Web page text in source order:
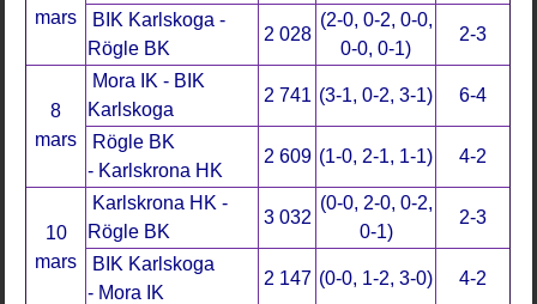
mars
BIK Karlskoga -
Rögle BK
2 028
(2-0, 0-2, 0-0,
0-0, 0-1)
2-3
8
mars
Mora IK - BIK
Karlskoga
2 741 (3-1, 0-2, 3-1) 6-4
Rögle BK
- Karlskrona HK
2 609 (1-0, 2-1, 1-1) 4-2
10
mars
Karlskrona HK -
Rögle BK
3 032
(0-0, 2-0, 0-2,
0-1)
2-3
BIK Karlskoga
- Mora IK
2 147 (0-0, 1-2, 3-0) 4-2